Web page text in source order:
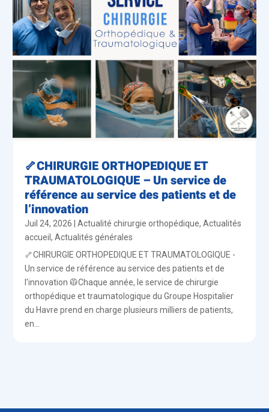
🦴CHIRURGIE ORTHOPEDIQUE ET
TRAUMATOLOGIQUE – Un service de
référence au service des patients et de
l’innovation
Juil 24, 2026 |Actualité chirurgie orthopédique,Actualités
accueil,Actualités générales
🦴CHIRURGIE ORTHOPEDIQUE ET TRAUMATOLOGIQUE -
Un service de référence au service des patients et de
l'innovation 🥼Chaque année, le service de chirurgie
orthopédique et traumatologique du Groupe Hospitalier
du Havre prend en charge plusieurs milliers de patients,
en...